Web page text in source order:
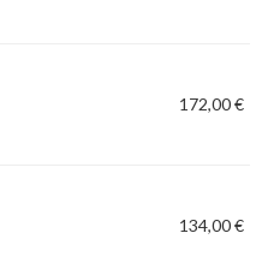
172,00 €
134,00 €